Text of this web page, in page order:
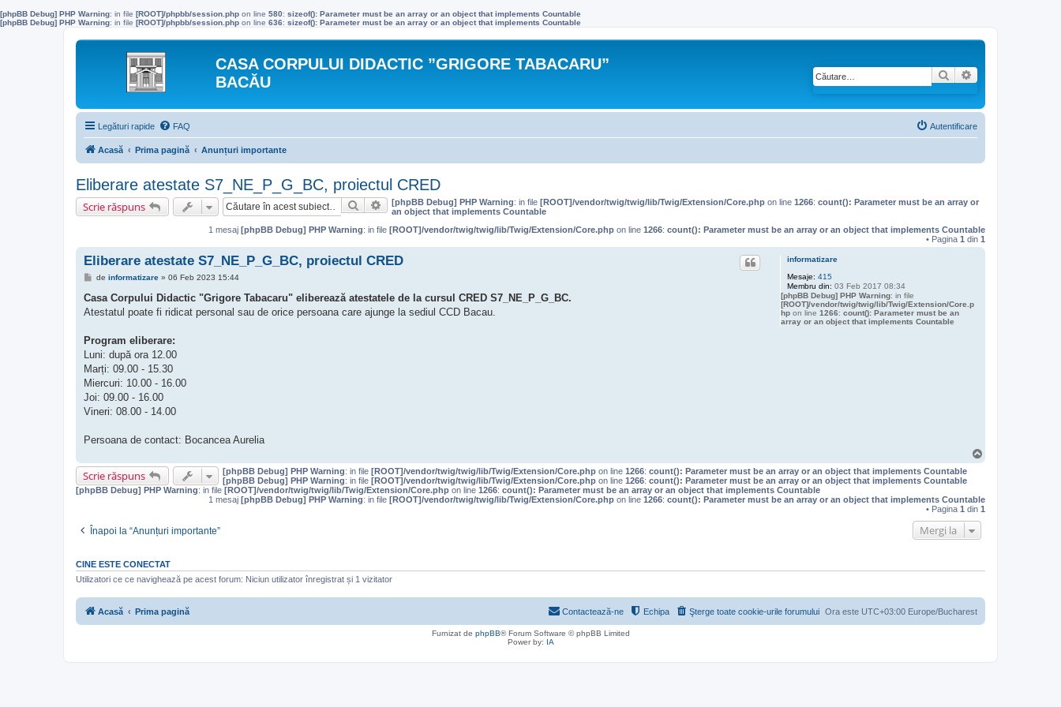
[phpBB Debug] PHP Warning: in file [ROOT]/phpbb/session.php on line 580: sizeof(): Parameter must be an array or an object that implements Countable
[phpBB Debug] PHP Warning: in file [ROOT]/phpbb/session.php on line 636: sizeof(): Parameter must be an array or an object that implements Countable
CASA CORPULUI DIDACTIC ”GRIGORE TABACARU”
BACĂU
Căutare
Legături rapide FAQ Autentificare
Acasă Prima pagină Anunțuri importante
Eliberare atestate S7_NE_P_G_BC, proiectul CRED
Scrie răspuns CăutareCăutare avansată
[phpBB Debug] PHP Warning: in file [ROOT]/vendor/twig/twig/lib/Twig/Extension/Core.php on line 1266: count(): Parameter must be an array or
an object that implements Countable
1 mesaj [phpBB Debug] PHP Warning: in file [ROOT]/vendor/twig/twig/lib/Twig/Extension/Core.php on line 1266: count(): Parameter must be an array or an object that implements Countable
• Pagina 1 din 1
informatizare
Mesaje: 415
Membru din: 03 Feb 2017 08:34
[phpBB Debug] PHP Warning: in file
[ROOT]/vendor/twig/twig/lib/Twig/Extension/Core.p
hpon line 1266: count(): Parameter must be an
array or an object that implements Countable
Eliberare atestate S7_NE_P_G_BC, proiectul CRED
M
s
j
de informatizare» 06 Feb 2023 15:44
Casa Corpului Didactic "Grigore Tabacaru" eliberează atestatele de la cursul CRED S7_NE_P_G_BC.
Atestatul poate fi ridicat personal sau de orice persoana care ajunge la sediul CCD Bacau.
Program eliberare:
Luni: după ora 12.00
Marți: 09.00 - 15.30
Miercuri: 10.00 - 16.00
Joi: 09.00 - 16.00
Vineri: 08.00 - 14.00
Persoana de contact: Bocancea Aurelia
Scrie răspuns [phpBB Debug] PHP Warning: in file [ROOT]/vendor/twig/twig/lib/Twig/Extension/Core.php on line 1266: count(): Parameter must be an array or an object that implements Countable
[phpBB Debug] PHP Warning: in file [ROOT]/vendor/twig/twig/lib/Twig/Extension/Core.php on line 1266: count(): Parameter must be an array or an object that implements Countable
[phpBB Debug] PHP Warning: in file [ROOT]/vendor/twig/twig/lib/Twig/Extension/Core.php on line 1266: count(): Parameter must be an array or an object that implements Countable
1 mesaj [phpBB Debug] PHP Warning: in file [ROOT]/vendor/twig/twig/lib/Twig/Extension/Core.php on line 1266: count(): Parameter must be an array or an object that implements Countable
• Pagina 1 din 1
Înapoi la “Anunțuri importante” Mergi la
CINE ESTE CONECTAT
Utilizatori ce ce navighează pe acest forum: Niciun utilizator înregistrat și 1 vizitator
Acasă Prima pagină Ora este UTC+03:00 Europe/Bucharest
Şterge toate cookie-urile forumului
Echipa
Contactează-ne
Furnizat de phpBB® Forum Software © phpBB Limited
Power by: IA